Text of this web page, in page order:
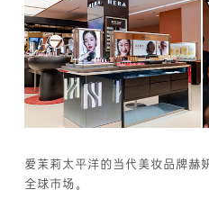
爱茉莉太平洋的当代美妆品牌赫
全球市场。